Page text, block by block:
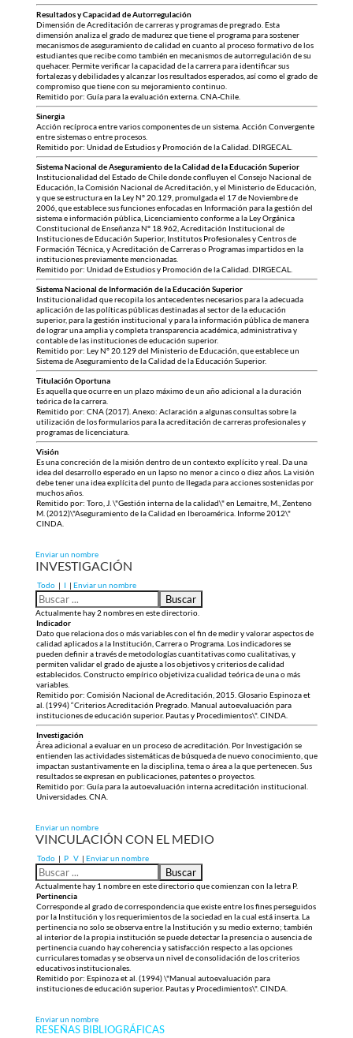
Resultados y Capacidad de Autorregulación
Dimensión de Acreditación de carreras y programas de pregrado. Esta
dimensión analiza el grado de madurez que tiene el programa para sostener
mecanismos de aseguramiento de calidad en cuanto al proceso formativo de los
estudiantes que recibe como también en mecanismos de autorregulación de su
quehacer. Permite verificar la capacidad de la carrera para identificar sus
fortalezas y debilidades y alcanzar los resultados esperados, así como el grado de
compromiso que tiene con su mejoramiento continuo.
Remitido por: Guía para la evaluación externa. CNA-Chile.
Sinergia
Acción recíproca entre varios componentes de un sistema. Acción Convergente
entre sistemas o entre procesos.
Remitido por: Unidad de Estudios y Promoción de la Calidad. DIRGECAL.
Sistema Nacional de Aseguramiento de la Calidad de la Educación Superior
Institucionalidad del Estado de Chile donde confluyen el Consejo Nacional de
Educación, la Comisión Nacional de Acreditación, y el Ministerio de Educación,
y que se estructura en la Ley N° 20.129, promulgada el 17 de Noviembre de
2006, que establece sus funciones enfocadas en Información para la gestión del
sistema e información pública, Licenciamiento conforme a la Ley Orgánica
Constitucional de Enseñanza N° 18.962, Acreditación Institucional de
Instituciones de Educación Superior, Institutos Profesionales y Centros de
Formación Técnica, y Acreditación de Carreras o Programas impartidos en la
instituciones previamente mencionadas.
Remitido por: Unidad de Estudios y Promoción de la Calidad. DIRGECAL.
Sistema Nacional de Información de la Educación Superior
Institucionalidad que recopila los antecedentes necesarios para la adecuada
aplicación de las políticas públicas destinadas al sector de la educación
superior, para la gestión institucional y para la información pública de manera
de lograr una amplia y completa transparencia académica, administrativa y
contable de las instituciones de educación superior.
Remitido por: Ley N° 20.129 del Ministerio de Educación, que establece un
Sistema de Aseguramiento de la Calidad de la Educación Superior.
Titulación Oportuna
Es aquella que ocurre en un plazo máximo de un año adicional a la duración
teórica de la carrera.
Remitido por: CNA (2017). Anexo: Aclaración a algunas consultas sobre la
utilización de los formularios para la acreditación de carreras profesionales y
programas de licenciatura.
Visión
Es una concreción de la misión dentro de un contexto explícito y real. Da una
idea del desarrollo esperado en un lapso no menor a cinco o diez años. La visión
debe tener una idea explícita del punto de llegada para acciones sostenidas por
muchos años.
Remitido por: Toro, J. \"Gestión interna de la calidad\" en Lemaitre, M., Zenteno
M. (2012)\"Aseguramiento de la Calidad en Iberoamérica. Informe 2012\"
CINDA.
Enviar un nombre
INVESTIGACIÓN
Todo | I | Enviar un nombre
Actualmente hay 2 nombres en este directorio.
Indicador
Dato que relaciona dos o más variables con el fin de medir y valorar aspectos de
calidad aplicados a la Institución, Carrera o Programa. Los indicadores se
pueden definir a través de metodologías cuantitativas como cualitativas, y
permiten validar el grado de ajuste a los objetivos y criterios de calidad
establecidos. Constructo empírico objetiviza cualidad teórica de una o más
variables.
Remitido por: Comisión Nacional de Acreditación, 2015. Glosario Espinoza et
al. (1994) “Criterios Acreditación Pregrado. Manual autoevaluación para
instituciones de educación superior. Pautas y Procedimientos\". CINDA.
Investigación
Área adicional a evaluar en un proceso de acreditación. Por Investigación se
entienden las actividades sistemáticas de búsqueda de nuevo conocimiento, que
impactan sustantivamente en la disciplina, tema o área a la que pertenecen. Sus
resultados se expresan en publicaciones, patentes o proyectos.
Remitido por: Guía para la autoevaluación interna acreditación institucional.
Universidades. CNA.
Enviar un nombre
VINCULACIÓN CON EL MEDIO
Todo | P V | Enviar un nombre
Actualmente hay 1 nombre en este directorio que comienzan con la letra P.
Pertinencia
Corresponde al grado de correspondencia que existe entre los fines perseguidos
por la Institución y los requerimientos de la sociedad en la cual está inserta. La
pertinencia no solo se observa entre la Institución y su medio externo; también
al interior de la propia institución se puede detectar la presencia o ausencia de
pertinencia cuando hay coherencia y satisfacción respecto a las opciones
curriculares tomadas y se observa un nivel de consolidación de los criterios
educativos institucionales.
Remitido por: Espinoza et al. (1994) \"Manual autoevaluación para
instituciones de educación superior. Pautas y Procedimientos\". CINDA.
Enviar un nombre
RESEÑAS BIBLIOGRÁFICAS